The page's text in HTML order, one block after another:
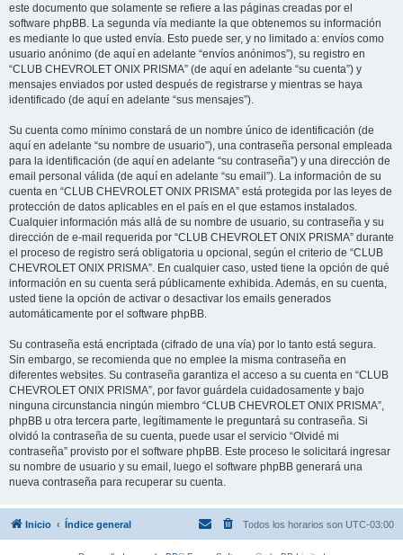
este documento que solamente se refiere a las páginas creadas por el
software phpBB. La segunda vía mediante la que obtenemos su información
es mediante lo que usted envía. Esto puede ser, y no limitado a: envíos como
usuario anónimo (de aquí en adelante “envíos anónimos”), su registro en
“CLUB CHEVROLET ONIX PRISMA” (de aquí en adelante “su cuenta”) y
mensajes enviados por usted después de registrarse y mientras se haya
identificado (de aquí en adelante “sus mensajes”).
Su cuenta como mínimo constará de un nombre único de identificación (de
aquí en adelante “su nombre de usuario”), una contraseña personal empleada
para la identificación (de aquí en adelante “su contraseña”) y una dirección de
email personal válida (de aquí en adelante “su email”). La información de su
cuenta en “CLUB CHEVROLET ONIX PRISMA” está protegida por las leyes de
protección de datos aplicables en el país en el que estamos instalados.
Cualquier información más allá de su nombre de usuario, su contraseña y su
dirección de e-mail requerida por “CLUB CHEVROLET ONIX PRISMA” durante
el proceso de registro será obligatoria u opcional, según el criterio de “CLUB
CHEVROLET ONIX PRISMA”. En cualquier caso, usted tiene la opción de qué
información en su cuenta será públicamente exhibida. Además, en su cuenta,
usted tiene la opción de activar o desactivar los emails generados
automáticamente por el software phpBB.
Su contraseña está encriptada (cifrado de una vía) por lo tanto está segura.
Sin embargo, se recomienda que no emplee la misma contraseña en
diferentes websites. Su contraseña garantiza el acceso a su cuenta en “CLUB
CHEVROLET ONIX PRISMA”, por favor guárdela cuidadosamente y bajo
ninguna circunstancia ningún miembro “CLUB CHEVROLET ONIX PRISMA”,
phpBB u otra tercera parte, legítimamente le preguntará su contraseña. Si
olvidó la contraseña de su cuenta, puede usar el servicio “Olvidé mi
contraseña” provisto por el software phpBB. Este proceso le solicitará ingresar
su nombre de usuario y su email, luego el software phpBB generará una
nueva contraseña para recuperar su cuenta.
Inicio Índice general Todos los horarios son UTC-03:00